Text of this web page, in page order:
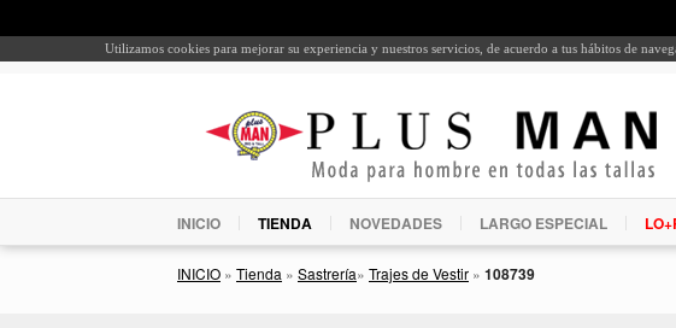
Utilizamos cookies para mejorar su experiencia y nuestros servicios, de acuerdo a tus hábitos de
INICIO TIENDA NOVEDADES LARGO ESPECIAL
INICIO » Tienda » Sastrería» Trajes de Vestir » 108739